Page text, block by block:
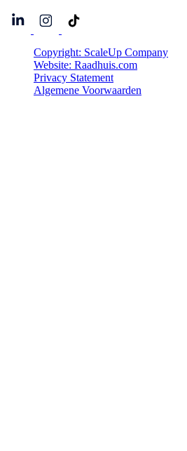
Copyright: ScaleUp Company
Website: Raadhuis.com
Privacy Statement
Algemene Voorwaarden